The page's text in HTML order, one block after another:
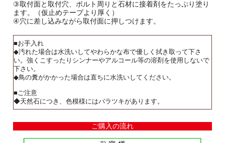
③取付面と取付穴、ボルト周りと石材に接着剤をたっぷり塗り
ます。（仮止めテープより厚く）
④穴に差し込みながら取付面に押しつけます。
■お手入れ
◆汚れた場合は水洗いしてやわらかな布で優しく拭き取って下さ
い。強くこすったりシンナーやアルコール等の溶剤を使用しないで
下さい。
◆鳥の糞がかかった場合は直ちに水洗いしてください。
■ご注意
◆天然石につき、色模様にはバラツキがあります。
ご購入の流れ